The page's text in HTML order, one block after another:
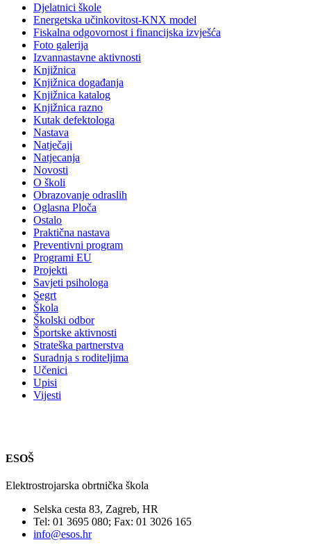
Djelatnici škole
Energetska učinkovitost-KNX model
Fiskalna odgovornost i financijska izvješća
Foto galerija
Izvannastavne aktivnosti
Knjižnica
Knjižnica događanja
Knjižnica katalog
Knjižnica razno
Kutak defektologa
Nastava
Natječaji
Natjecanja
Novosti
O školi
Obrazovanje odraslih
Oglasna Ploča
Ostalo
Praktična nastava
Preventivni program
Programi EU
Projekti
Savjeti psihologa
Segrt
Škola
Školski odbor
Športske aktivnosti
Strateška partnerstva
Suradnja s roditeljima
Učenici
Upisi
Vijesti
ESOŠ
Elektrostrojarska obrtnička škola
Selska cesta 83, Zagreb, HR
Tel: 01 3695 080; Fax: 01 3026 165
info@esos.hr